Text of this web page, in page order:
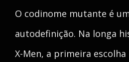
O codinome mutante é
autodefinição. Na longa
X-Men, a primeira